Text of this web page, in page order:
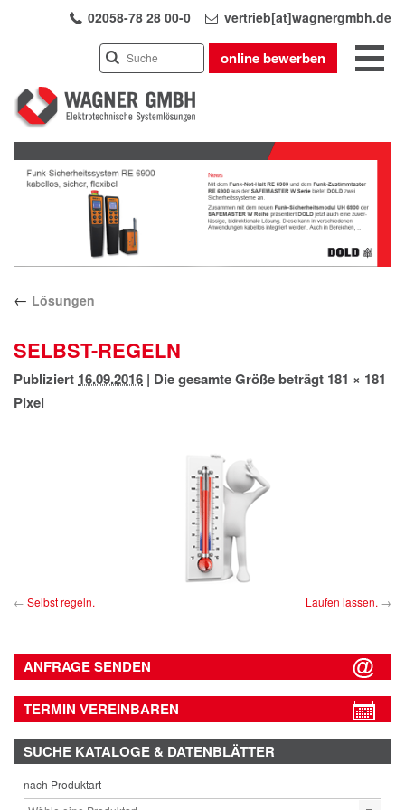
02058-78 28 00-0 vertrieb[at]wagnergmbh.de
online bewerben
INDUSTRIEVERTRETUNG
UNSER TEAM
WIR ÜBER UNS
KARRIERE
PRODUKTE
APPLIKATIONEN
KONTAKT
ANFAHRT
Previous
Next
← Lösungen
SELBST-REGELN
Publiziert 16.09.2016 | Die gesamte Größe beträgt 181 × 181
Pixel
Selbst regeln. Laufen lassen.
ANFRAGE SENDEN
TERMIN VEREINBAREN
SUCHE KATALOGE & DATENBLÄTTER
nach Produktart